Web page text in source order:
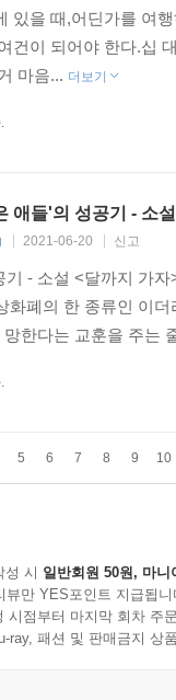
있을 때,어딘가를 여
건이 되어야 한다.십
마음... 더보기
애들'의 성공기 - 소
2021-06-20 신고
- 소설 <달까지 가
화폐의 한 종류인 이
한다는 교훈을 주는
5 6 7 8 9 10
성 시 일반회원 50원, 마니
뷰만 YES포인트 지급됩니
시점부터 마지막 회차 주
ray, 패션 및 판매금지 상